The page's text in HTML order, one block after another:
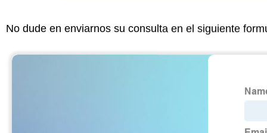
No dude en enviarnos su consulta en el siguiente